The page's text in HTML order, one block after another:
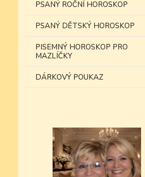
PSANÝ ROČNÍ HOROSKOP
PSANÝ DĚTSKÝ HOROSKOP
PISEMNÝ HOROSKOP PRO
MAZLÍČKY
DÁRKOVÝ POUKAZ